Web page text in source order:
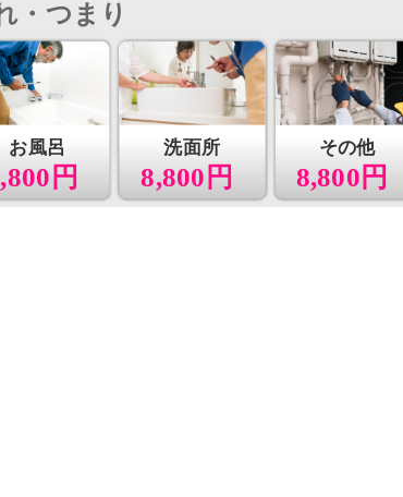
お風呂
円
洗面所
8,800円
その他
8,800円
・つまり